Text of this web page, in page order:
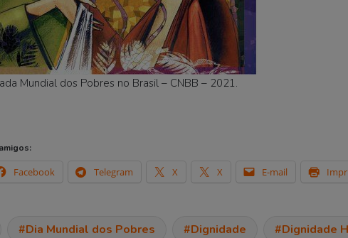
Mundial dos Pobres no Brasil – CNBB – 2021.
Facebook Telegram X X E-mail
Dia Mundial dos Pobres Dignidade
Dignidade